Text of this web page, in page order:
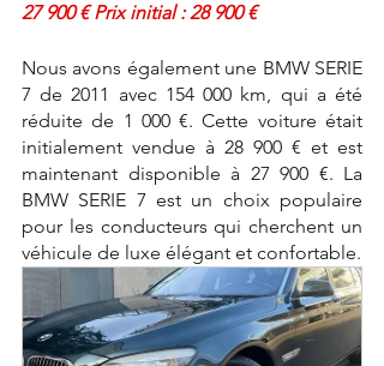
27 900 € Prix initial : 28 900 €
Nous avons également une BMW SERIE
7 de 2011 avec 154 000 km, qui a été
réduite de 1 000 €. Cette voiture était
initialement vendue à 28 900 € et est
maintenant disponible à 27 900 €. La
BMW SERIE 7 est un choix populaire
pour les conducteurs qui cherchent un
véhicule de luxe élégant et confortable.